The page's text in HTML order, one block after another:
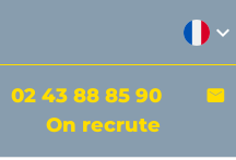
expand_more
02 43 88 85 90 mail
On recrute